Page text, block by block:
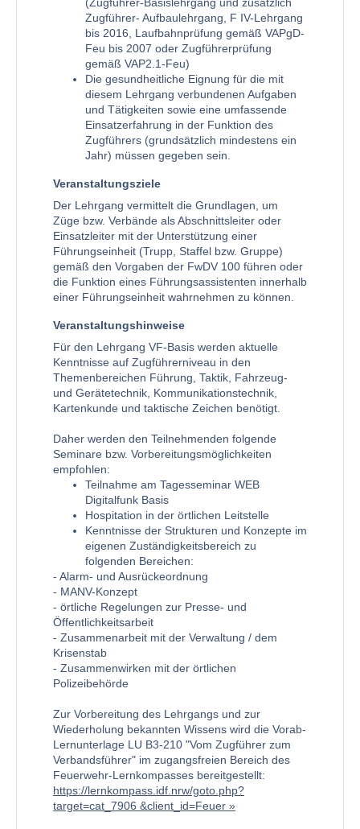
Zugführer- Aufbaulehrgang, F IV-Lehrgang
bis 2016, Laufbahnprüfung gemäß VAPgD-
Feu bis 2007 oder Zugführerprüfung
gemäß VAP2.1-Feu)
Die gesundheitliche Eignung für die mit
diesem Lehrgang verbundenen Aufgaben
und Tätigkeiten sowie eine umfassende
Einsatzerfahrung in der Funktion des
Zugführers (grundsätzlich mindestens ein
Jahr) müssen gegeben sein.
Veranstaltungsziele
Der Lehrgang vermittelt die Grundlagen, um
Züge bzw. Verbände als Abschnittsleiter oder
Einsatzleiter mit der Unterstützung einer
Führungseinheit (Trupp, Staffel bzw. Gruppe)
gemäß den Vorgaben der FwDV 100 führen oder
die Funktion eines Führungsassistenten innerhalb
einer Führungseinheit wahrnehmen zu können.
Veranstaltungshinweise
Für den Lehrgang VF-Basis werden aktuelle
Kenntnisse auf Zugführerniveau in den
Themenbereichen Führung, Taktik, Fahrzeug-
und Gerätetechnik, Kommunikationstechnik,
Kartenkunde und taktische Zeichen benötigt.
Daher werden den Teilnehmenden folgende
Seminare bzw. Vorbereitungsmöglichkeiten
empfohlen:
Teilnahme am Tagesseminar WEB
Digitalfunk Basis
Hospitation in der örtlichen Leitstelle
Kenntnisse der Strukturen und Konzepte im
eigenen Zuständigkeitsbereich zu
folgenden Bereichen:
- Alarm- und Ausrückeordnung
- MANV-Konzept
- örtliche Regelungen zur Presse- und
Öffentlichkeitsarbeit
- Zusammenarbeit mit der Verwaltung / dem
Krisenstab
- Zusammenwirken mit der örtlichen
Polizeibehörde
Zur Vorbereitung des Lehrgangs und zur
Wiederholung bekannten Wissens wird die Vorab-
Lernunterlage LU B3-210 "Vom Zugführer zum
Verbandsführer" im zugangsfreien Bereich des
Feuerwehr-Lernkompasses bereitgestellt:
https://lernkompass.idf.nrw/goto.php?
target=cat_7906 &client_id=Feuer